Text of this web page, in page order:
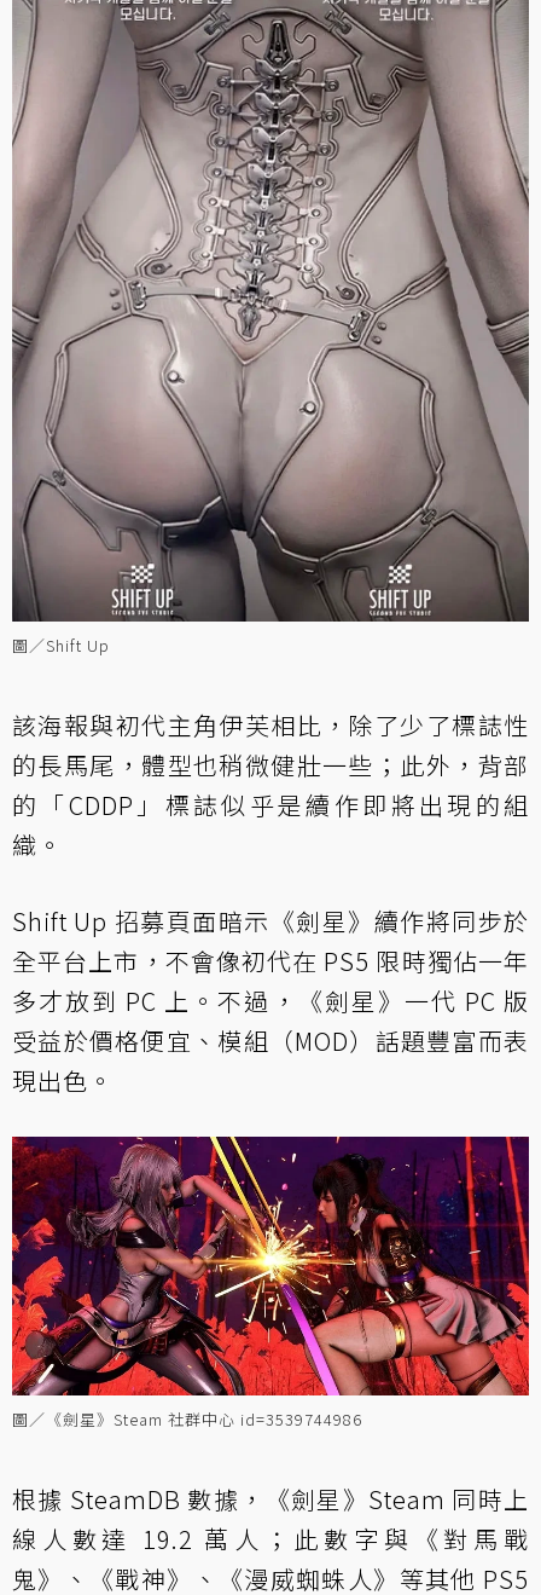
圖／Shift Up
該海報與初代主角伊芙相比，除了少了標誌性
的長馬尾，體型也稍微健壯一些；此外，背部
的「CDDP」標誌似乎是續作即將出現的組
織。
Shift Up 招募頁面暗示《劍星》續作將同步於
全平台上市，不會像初代在 PS5 限時獨佔一年
多才放到 PC 上。不過，《劍星》一代 PC 版
受益於價格便宜、模組（MOD）話題豐富而表
現出色。
圖／《劍星》Steam 社群中心 id=3539744986
根據 SteamDB 數據，《劍星》Steam 同時上
線人數達 19.2 萬人；此數字與《對馬戰
鬼》、《戰神》、《漫威蜘蛛人》等其他 PS5